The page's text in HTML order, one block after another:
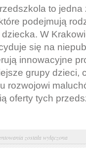
to jedna
podejmują
W
się na
innowacyjne
grupy dzieci,
rozwojowi
oferty tych
Nauka
w
została wyłączona